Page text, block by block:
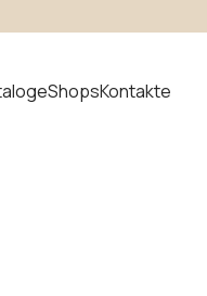
ShopsKontakte